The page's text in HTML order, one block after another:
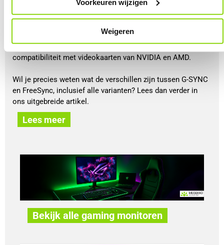
Voorkeuren wijzigen
Weigeren
SYNC en AMD FreeSync. Beide technologieën doen in de
basis hetzelfde, maar verschillen in certificering, functies en
compatibiliteit met videokaarten van NVIDIA en AMD.
Wil je precies weten wat de verschillen zijn tussen G-SYNC
en FreeSync, inclusief alle varianten? Lees dan verder in
ons uitgebreide artikel.
Lees meer
Bekijk alle gaming monitoren